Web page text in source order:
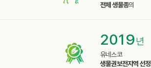
전체 생물종의
2019년
유네스코
생물권보전지역 선정